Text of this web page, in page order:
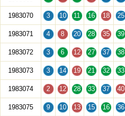
1983070 3 10 11 16 18 25
1983071 4 8 20 28 35 39
1983072 3 6 12 27 37 38
1983073 3 14 19 21 32 33
1983074 2 12 28 33 37 40
1983075 9 10 13 15 16 36